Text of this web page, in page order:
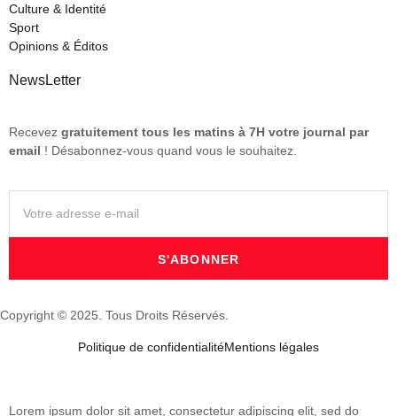
Culture & Identité
Sport
Opinions & Éditos
NewsLetter
Recevez gratuitement tous les matins à 7H votre journal par
email ! Désabonnez-vous quand vous le souhaitez.
S'ABONNER
Copyright © 2025. Tous Droits Réservés.
Politique de confidentialitéMentions légales
Lorem ipsum dolor sit amet, consectetur adipiscing elit, sed do